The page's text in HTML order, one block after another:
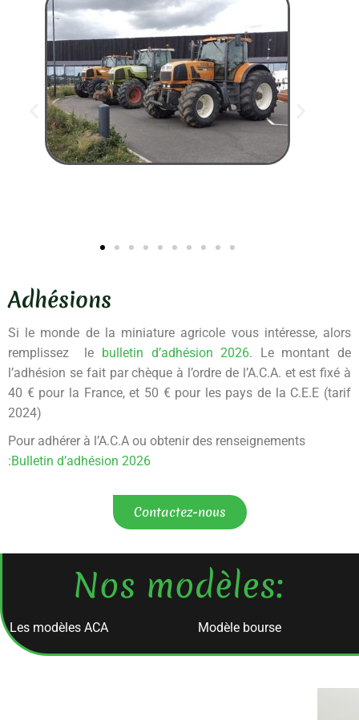
Adhésions
Si le monde de la miniature agricole vous intéresse, alors
remplissez le
bulletin d’adhésion 2026. Le montant de
l’adhésion se fait par chèque à l’ordre de l’A.C.A. et est fixé à
40 € pour la France, et 50 € pour les pays de la C.E.E (tarif
2024)
Pour adhérer à l’A.C.A ou obtenir des renseignements
:Bulletin d’adhésion 2026
Contactez-nous
Nos modèles:​
Les modèles ACA Modèle bourse